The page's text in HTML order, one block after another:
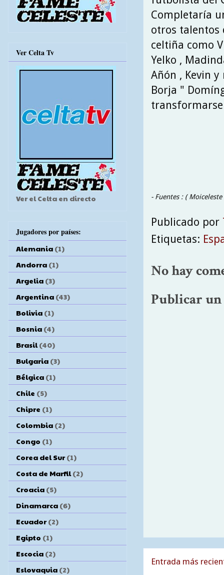
Completaría
otros talentos
celtiña como
Yelko ,
Añón , Kevin
Borja "
- Fuentes : (
Publicado por
Etiquetas:
No hay
Publicar
Entrada más
Ver Celta Tv
Ver el Celta en directo
Jugadores por países:
Alemania (1)
Andorra (1)
Argelia (3)
Argentina (43)
Bolivia (1)
Bosnia (4)
Brasil (40)
Bulgaria (3)
Bélgica (1)
Chile (5)
Chipre (1)
Colombia (2)
Congo (1)
Corea del Sur (1)
Costa de Marfil (2)
Croacia (5)
Dinamarca (6)
Ecuador (2)
Egipto (1)
Escocia (2)
Eslovaquia (2)